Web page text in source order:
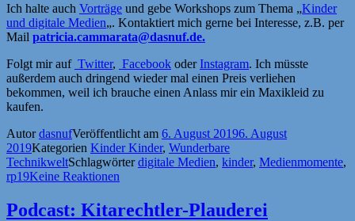
Ich halte auch Vorträge und gebe Workshops zum Thema „Kinder
und digitale Medien„. Kontaktiert mich gerne bei Interesse, z.B. per
Mail patricia.cammarata@dasnuf.de.
Folgt mir auf Twitter, Facebook oderInstagram. Ich müsste
außerdem auch dringend wieder mal einen Preis verliehen
bekommen, weil ich brauche einen Anlass mir ein Maxikleid zu
kaufen.
AutordasnufVeröffentlicht am 6. August 20196. August
2019Kategorien Kinder Kinder, Wunderbare
TechnikweltSchlagwörterdigitale Medien, kinder, Medienmomente,
rp19Keine Reaktionen
Podcast: Kitarechtler-Plauderei